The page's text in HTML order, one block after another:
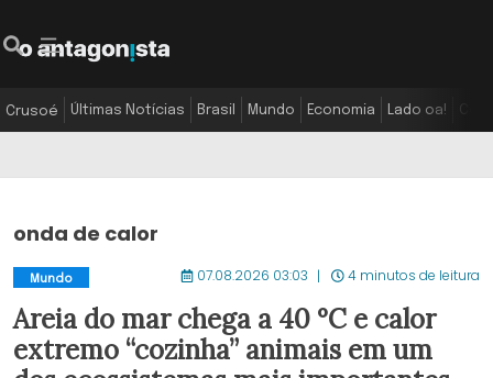
Crusoé Últimas Notícias Brasil Mundo Economia Lado oa!
onda de calor
Mundo 07.08.2026 03:03 4 minutos de leitura
Areia do mar chega a 40 °C e calor
extremo “cozinha” animais em um